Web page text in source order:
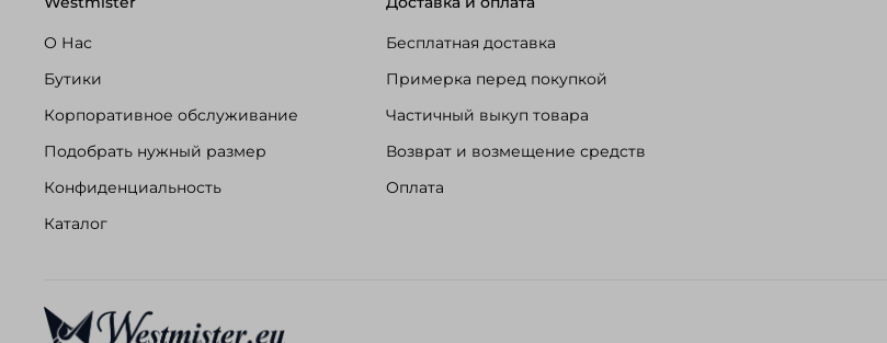
О Нас
Бутики
Корпоративное обслуживание
Подобрать нужный размер
Конфиденциальность
Каталог
Бесплатная доставка
Примерка перед покупкой
Частичный выкуп товара
Возврат и возмещение средств
Оплата